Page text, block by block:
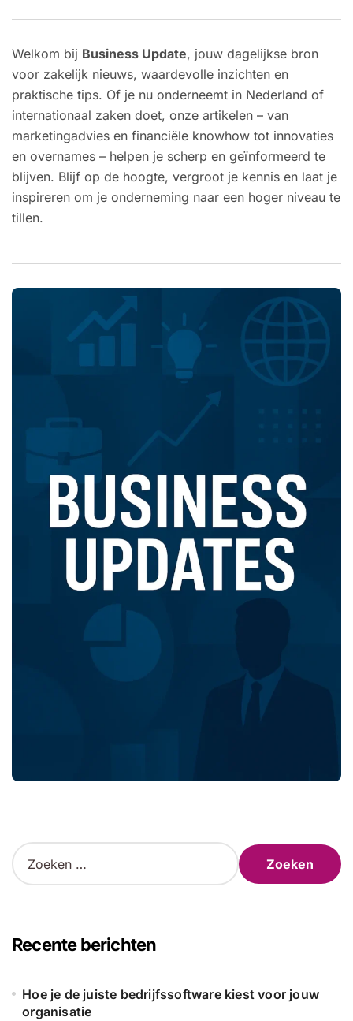
Welkom bij Business Update, jouw dagelijkse bron
voor zakelijk nieuws, waardevolle inzichten en
praktische tips. Of je nu onderneemt in Nederland of
internationaal zaken doet, onze artikelen – van
marketingadvies en financiële knowhow tot innovaties
en overnames – helpen je scherp en geïnformeerd te
blijven. Blijf op de hoogte, vergroot je kennis en laat je
inspireren om je onderneming naar een hoger niveau te
tillen.
Z
o
n
n
a
Recente berichten
Hoe je de juiste bedrijfssoftware kiest voor jouw
organisatie